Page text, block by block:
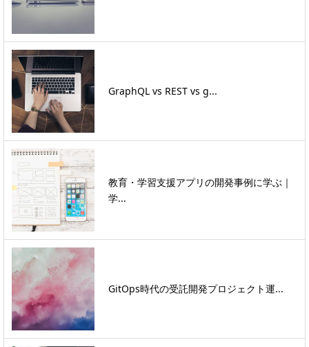
GraphQL vs REST vs g...
教育・学習支援アプリの開発事例に学ぶ｜
学...
GitOps時代の受託開発プロジェクト運...